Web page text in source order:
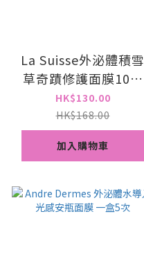
La Suisse外泌體積雪
草奇蹟修護面膜10片
Exosome Centella
Asiatica Mask
HK$130.00
HK$168.00
加入購物車